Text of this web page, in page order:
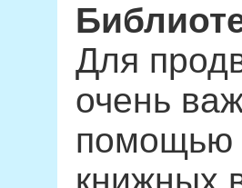
Для
очень
помощью